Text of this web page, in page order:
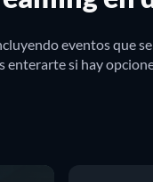
eventos
enterarte si hay